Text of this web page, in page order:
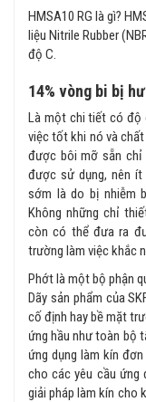
HMSA10 RG là gì?
liệu Nitrile Rubber
độ C.
14% vòng bi bị
Là một chi tiết có độ
việc tốt khi nó và
được bôi mỡ sẵn chỉ
được sử dụng, nên
sớm là do bị nhiễm
Không những chỉ
còn có thể đưa ra
trường làm việc khắc
Phớt là một bộ phận
Dãy sản phẩm của
cố định hay bề mặt
ứng hầu như toàn bộ
ứng dụng làm kín
cho các yêu cầu ứng
giải pháp làm kín cho